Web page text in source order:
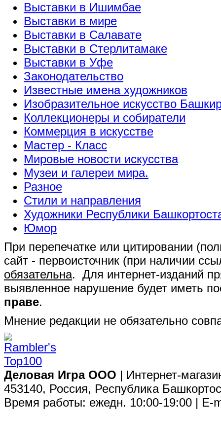
Выставки в Ишимбае
Выставки в мире
Выставки в Салавате
Выставки в Стерлитамаке
Выставки в Уфе
Законодательство
Известные имена художников
Изобразительное искусство
Коллекционеры и собиратели
Коммерция в искусстве
Мастер - Класс
Мировые новости искусства
Музеи и галереи мира.
Разное
Стили и направления
Художники Республики
Юмор
При перепечатке или цитировании
сайт - первоисточник (при наличии
обязательна. Для интернет-изданий
выявленное нарушение будет иметь
праве.
Мнение редакции не обязательно
Деловая Игра ООО | Интернет-
453140, Россия, Республика
Время работы: ежедн. 10:00-19:00 | E-